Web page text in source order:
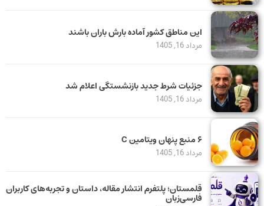
این مناطق کشور آماده بارش باران باشند
مرداد 16, 1405
جزئیات شرط جدید بازنشستگی اعلام شد
مرداد 16, 1405
۶ منبع پنهان ویتامین C
مرداد 16, 1405
قلمستان؛ پلتفرم انتشار مقاله، داستان و تجربه‌های کاربران
فارسی‌زبان